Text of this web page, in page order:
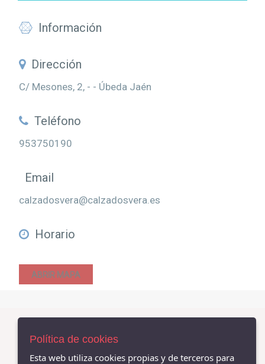
Información
Dirección
C/ Mesones, 2, - - Úbeda Jaén
Teléfono
953750190
Email
calzadosvera@calzadosvera.es
Horario
ABRIR MAPA
Política de cookies
Esta web utiliza cookies propias y de terceros para